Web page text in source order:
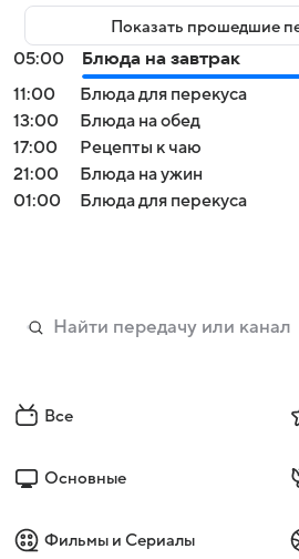
Показать прошедшие
05:00
Блюда на завтрак
11:00
Блюда для перекуса
13:00
Блюда на обед
17:00
Рецепты к чаю
21:00
Блюда на ужин
01:00
Блюда для перекуса
Все
Основные
Фильмы и Сериалы